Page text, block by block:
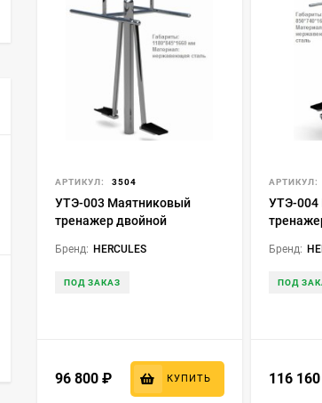
АРТИКУЛ: 3504
УТЭ-003 Маятниковый
тренажер двойной
Бренд: HERCULES
ПОД ЗАКАЗ
96 800 КУПИТЬ
АРТИКУЛ:
УТЭ-004
Бренд:
ПОД
116 160